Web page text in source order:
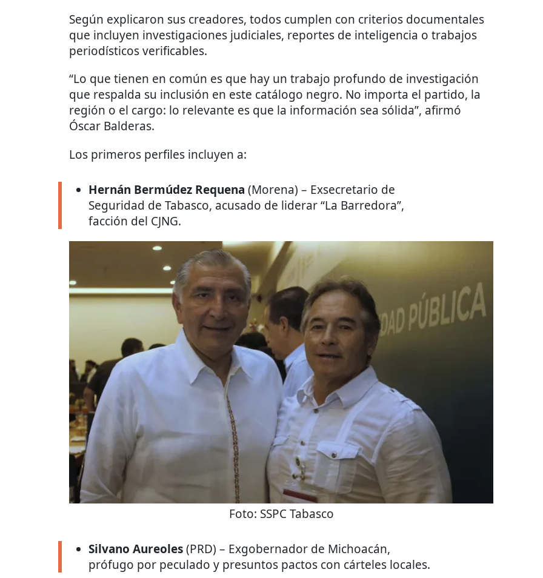
Según explicaron sus creadores, todos cumplen con criterios documentales
que incluyen investigaciones judiciales, reportes de inteligencia o trabajos
periodísticos verificables.
“Lo que tienen en común es que hay un trabajo profundo de investigación
que respalda su inclusión en este catálogo negro. No importa el partido, la
región o el cargo: lo relevante es que la información sea sólida”, afirmó
Óscar Balderas.
Los primeros perfiles incluyen a:
Hernán Bermúdez Requena (Morena) – Exsecretario de
Seguridad de Tabasco, acusado de liderar “La Barredora”,
facción del CJNG.
Foto: SSPC Tabasco
Silvano Aureoles(PRD) – Exgobernador de Michoacán,
prófugo por peculado y presuntos pactos con cárteles locales.